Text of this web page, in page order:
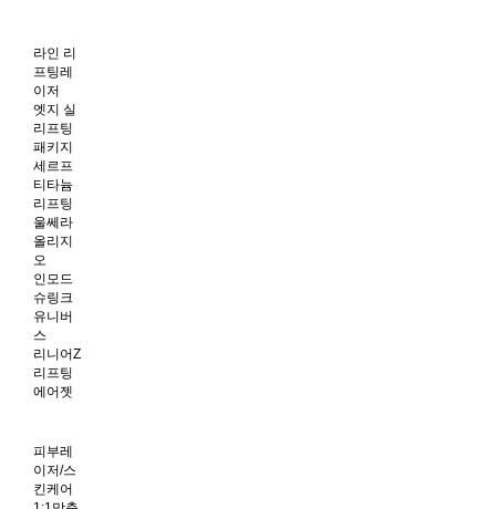
라인 리
프팅레
이저
엣지 실
리프팅
패키지
세르프
티타늄
리프팅
울쎄라
올리지
오
인모드
슈링크
유니버
스
리니어Z
리프팅
에어젯
피부레
이저/스
킨케어